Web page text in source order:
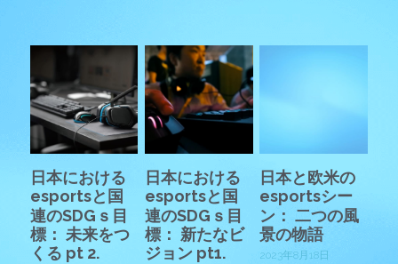
COMMUNITY
COMPANY
SHOP
日本における
esportsと国
連のSDGｓ目
標： 未来をつ
くる pt 2.
日本における
esportsと国
連のSDGｓ目
標： 新たなビ
ジョン pt1.
日本と欧米の
esportsシー
ン： 二つの風
景の物語
2023年8月18日